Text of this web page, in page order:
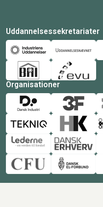
Uddannelsessekretariater
Organisationer